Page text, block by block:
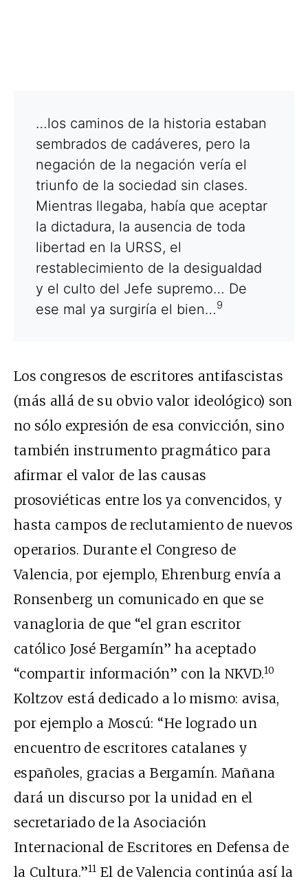
…los caminos de la historia estaban
sembrados de cadáveres, pero la
negación de la negación vería el
triunfo de la sociedad sin clases.
Mientras llegaba, había que aceptar
la dictadura, la ausencia de toda
libertad en la URSS, el
restablecimiento de la desigualdad
y el culto del Jefe supremo… De
ese mal ya surgiría el bien…9
Los congresos de escritores antifascistas
(más allá de su obvio valor ideológico) son
no sólo expresión de esa convicción, sino
también instrumento pragmático para
afirmar el valor de las causas
prosoviéticas entre los ya convencidos, y
hasta campos de reclutamiento de nuevos
operarios. Durante el Congreso de
Valencia, por ejemplo, Ehrenburg envía a
Ronsenberg un comunicado en que se
vanagloria de que “el gran escritor
católico José Bergamín” ha aceptado
“compartir información” con la NKVD.10
Koltzov está dedicado a lo mismo: avisa,
por ejemplo a Moscú: “He logrado un
encuentro de escritores catalanes y
españoles, gracias a Bergamín. Mañana
dará un discurso por la unidad en el
secretariado de la Asociación
Internacional de Escritores en Defensa de
la Cultura.”11 El de Valencia continúa así la